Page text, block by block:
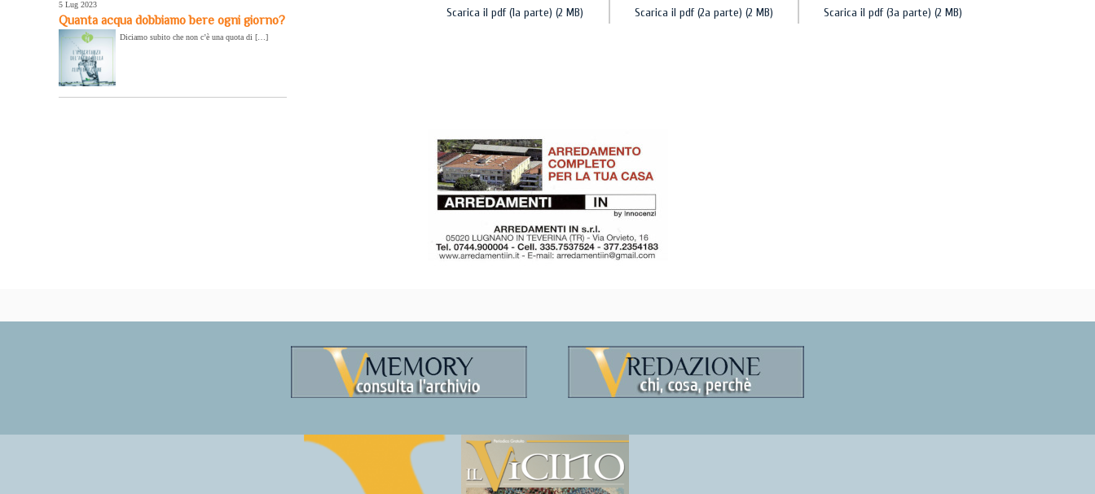
5 Lug 2023
Quanta acqua dobbiamo bere ogni giorno?
Diciamo subito che non c’è una quota di […]
Scarica il pdf (1a parte) (2 MB) Scarica il pdf (2a parte) (2 MB) Scarica il pdf (3a parte) (2 MB)